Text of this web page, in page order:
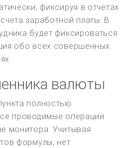
фиксируя в отчетах
заработной платы. В
будет фиксироваться
обо всех совершенных
валюты
полностью
проводимые операции
монитора. Учитывая
формулы, нет